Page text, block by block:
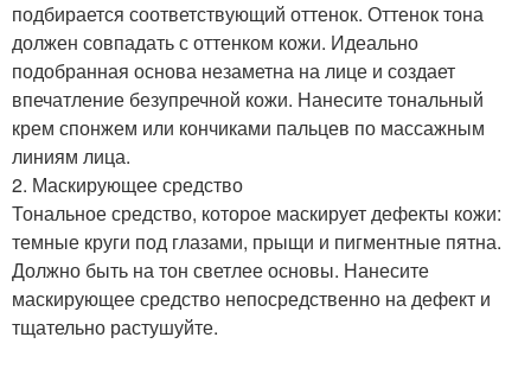
подбирается соответствующий оттенок. Оттенок тона
должен совпадать с оттенком кожи. Идеально
подобранная основа незаметна на лице и создает
впечатление безупречной кожи. Нанесите тональный
крем спонжем или кончиками пальцев по массажным
линиям лица.
2. Маскирующее средство
Тональное средство, которое маскирует дефекты кожи:
темные круги под глазами, прыщи и пигментные пятна.
Должно быть на тон светлее основы. Нанесите
маскирующее средство непосредственно на дефект и
тщательно растушуйте.